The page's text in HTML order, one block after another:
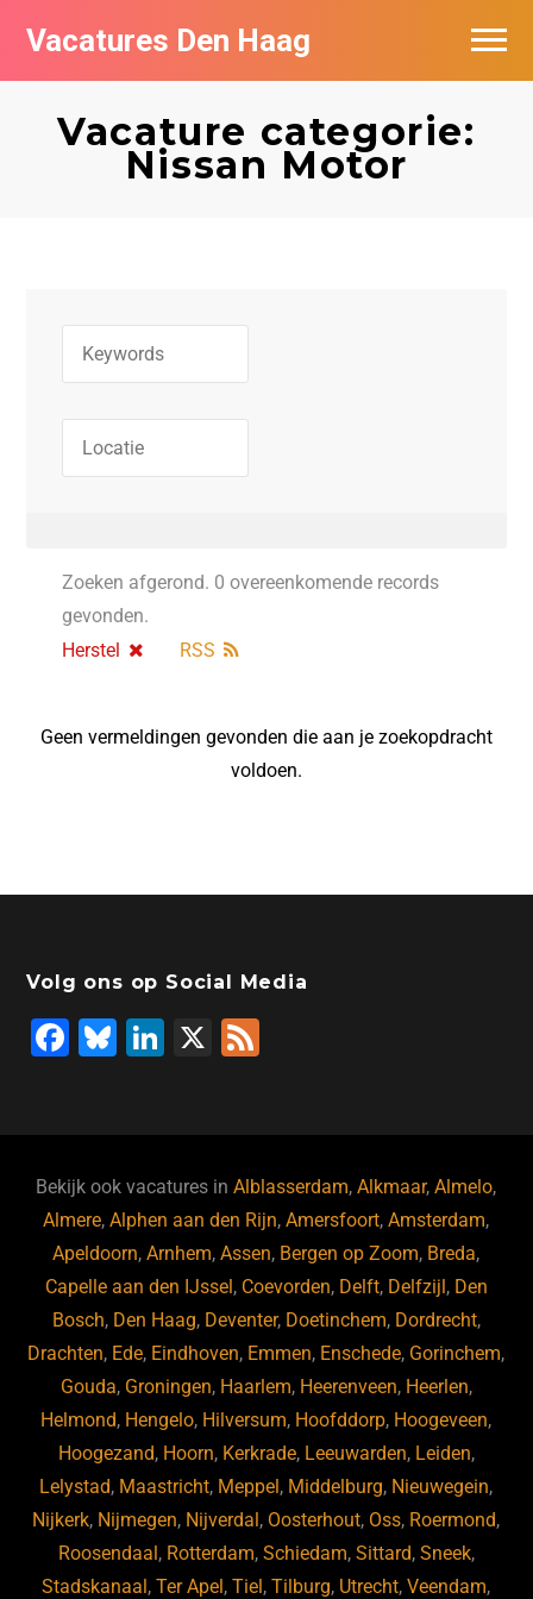
Vacatures Den Haag
Vacature categorie:
Nissan Motor
Zoeken afgerond. 0 overeenkomende records
gevonden.
Herstel
RSS
Geen vermeldingen gevonden die aan je zoekopdracht
voldoen.
Volg ons op Social Media
F
b
o
o
k
Bl
ky
Li
dI
n
X
Bekijk ook vacatures inAlblasserdam,Alkmaar,Almelo,
Almere,Alphen aan den Rijn,Amersfoort,Amsterdam,
Apeldoorn,Arnhem,Assen, Bergen op Zoom, Breda,
Capelle aan den IJssel , Coevorden, Delft, Delfzijl , Den
Bosch, Den Haag, Deventer, Doetinchem, Dordrecht,
Drachten, Ede, Eindhoven, Emmen, Enschede, Gorinchem,
Gouda, Groningen, Haarlem, Heerenveen, Heerlen,
Helmond, Hengelo, Hilversum, Hoofddorp, Hoogeveen,
Hoogezand, Hoorn, Kerkrade, Leeuwarden, Leiden,
Lelystad, Maastricht, Meppel , Middelburg, Nieuwegein,
Nijkerk, Nijmegen, Nijverdal , Oosterhout, Oss, Roermond,
Roosendaal , Rotterdam, Schiedam, Sittard, Sneek,
Stadskanaal ,Ter Apel ,Tiel ,Tilburg, Utrecht,Veendam,
Vacatures per bedrijf in Den Haag
Populair